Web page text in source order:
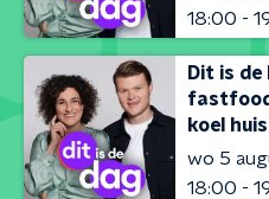
18:00 -
Dit is de
koel
wo 5
18:00 -